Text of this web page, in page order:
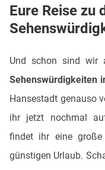
Eure Reise zu
Und schon sind wir
Sehenswürdigkeiten
Hansestadt genauso
ihr jetzt nochmal
findet ihr eine
günstigen Urlaub.